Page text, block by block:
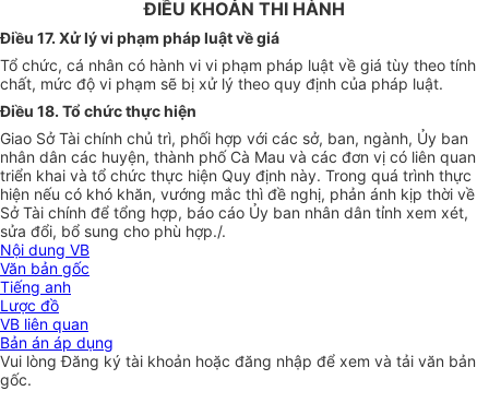
ĐIỀU KHOẢN THI HÀNH
Điều 17. Xử lý vi phạm pháp luật về giá
Tổ chức, cá nhân có hành vi vi phạm pháp luật về giá tùy theo tính
chất, mức độ vi phạm sẽ bị xử lý theo quy định của pháp luật.
Điều 18. Tổ chức thực hiện
Giao Sở Tài chính chủ trì, phối hợp với các sở, ban, ngành, Ủy ban
nhân dân các huyện, thành phố Cà Mau và các đơn vị có liên quan
triển khai và tổ chức thực hiện Quy định này. Trong quá trình thực
hiện nếu có khó khăn, vướng mắc thì đề nghị, phản ánh kịp thời về
Sở Tài chính để tổng hợp, báo cáo Ủy ban nhân dân tỉnh xem xét,
sửa đổi, bổ sung cho phù hợp./.
Nội dung VB
Văn bản gốc
Tiếng anh
Lược đồ
VB liên quan
Bản án áp dụng
Vui lòngĐăng ký tài khoản hoặc đăng nhập để xem và tải văn bản
gốc.